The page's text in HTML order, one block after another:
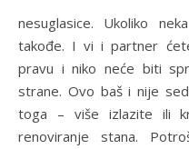
nesuglasice. Ukoliko
takođe. I vi i partner
pravu i niko neće biti
strane. Ovo baš i nije
toga – više izlazite ili
renoviranje stana.